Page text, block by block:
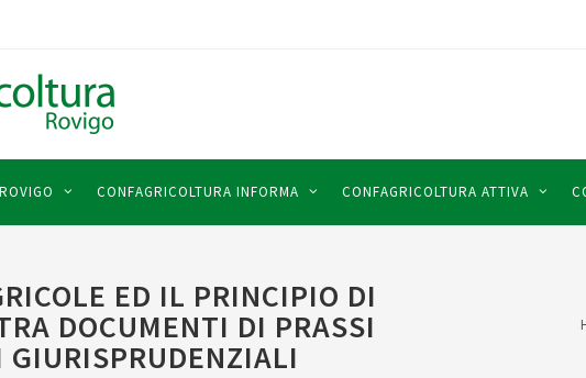
CONFAGRICOLTURA INFORMA CONFAGRICOLTURA ATTIVA
ED IL PRINCIPIO DI
DOCUMENTI DI PRASSI
GIURISPRUDENZIALI